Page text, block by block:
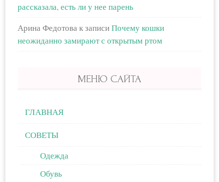
рассказала, есть ли у нее парень
Арина Федотова к записиПочему кошки
неожиданно замирают с открытым ртом
МЕНЮ САЙТА
ГЛАВНАЯ
СОВЕТЫ
Одежда
Обувь